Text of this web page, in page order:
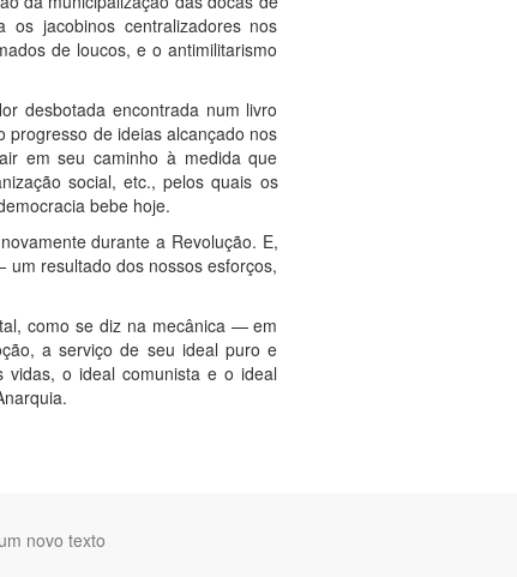
os jacobinos centralizadores nos
de loucos, e o antimilitarismo
desbotada encontrada num livro
progresso de ideias alcançado nos
em seu caminho à medida que
social, etc., pelos quais os
bebe hoje.
durante a Revolução. E,
resultado dos nossos esforços,
como se diz na mecânica — em
a serviço de seu ideal puro e
vidas, o ideal comunista e o ideal
novo texto